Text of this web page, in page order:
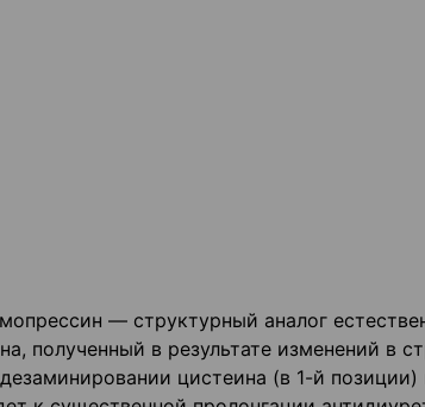
— структурный аналог
полученный в результате изменений в
цистеина (в 1-й